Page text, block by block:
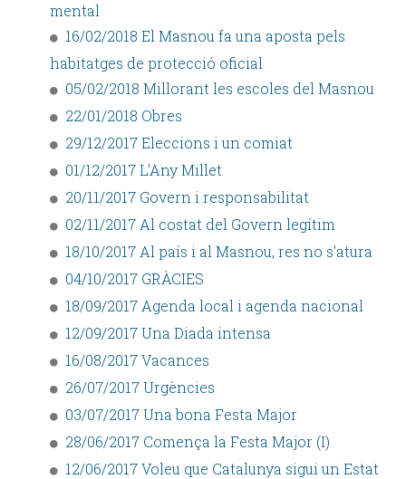
mental
16/02/2018 El Masnou fa una aposta pels
habitatges de protecció oficial
05/02/2018 Millorant les escoles del Masnou
22/01/2018 Obres
29/12/2017 Eleccions i un comiat
01/12/2017 L'Any Millet
20/11/2017 Govern i responsabilitat
02/11/2017 Al costat del Govern legítim
18/10/2017 Al país i al Masnou, res no s'atura
04/10/2017 GRÀCIES
18/09/2017 Agenda local i agenda nacional
12/09/2017 Una Diada intensa
16/08/2017 Vacances
26/07/2017 Urgències
03/07/2017 Una bona Festa Major
28/06/2017 Comença la Festa Major (I)
12/06/2017 Voleu que Catalunya sigui un Estat